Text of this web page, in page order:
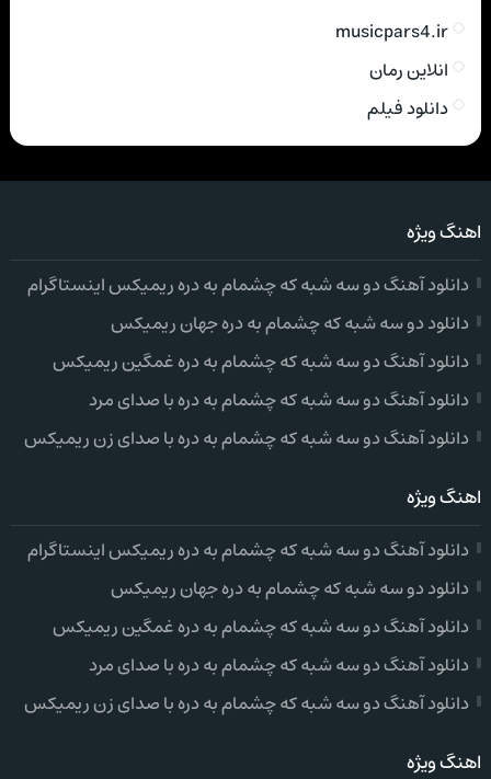
musicpars4.ir
انلاین رمان
دانلود فیلم
اهنگ ویژه
دانلود آهنگ دو سه شبه که چشمام به دره ریمیکس اینستاگرام
دانلود دو سه شبه که چشمام به دره جهان ریمیکس
دانلود آهنگ دو سه شبه که چشمام به دره غمگین ریمیکس
دانلود آهنگ دو سه شبه که چشمام به دره با صدای مرد
دانلود آهنگ دو سه شبه که چشمام به دره با صدای زن ریمیکس
اهنگ ویژه
دانلود آهنگ دو سه شبه که چشمام به دره ریمیکس اینستاگرام
دانلود دو سه شبه که چشمام به دره جهان ریمیکس
دانلود آهنگ دو سه شبه که چشمام به دره غمگین ریمیکس
دانلود آهنگ دو سه شبه که چشمام به دره با صدای مرد
دانلود آهنگ دو سه شبه که چشمام به دره با صدای زن ریمیکس
اهنگ ویژه